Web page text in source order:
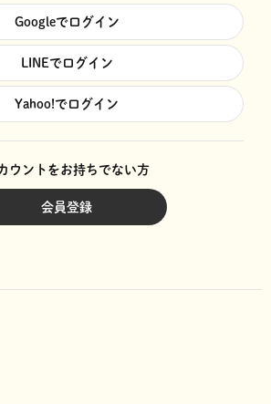
Googleでログイン
LINEでログイン
Yahoo!でログイン
ウントをお持ちでない方
会員登録